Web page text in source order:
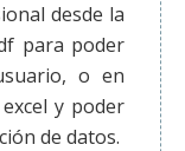
desde la
para poder
o en
y poder
de datos.